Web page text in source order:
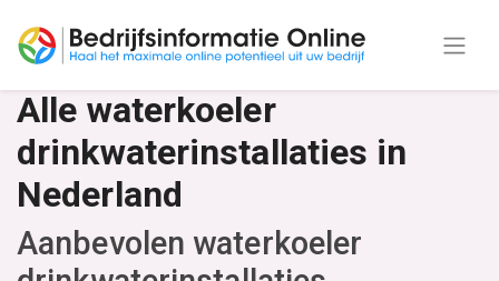
Alle waterkoeler
drinkwaterinstallaties in
Nederland
Aanbevolen waterkoeler